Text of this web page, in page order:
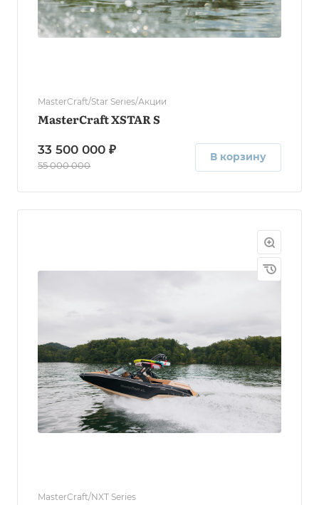
MasterCraft/Star Series/Акции
MasterCraft XSTAR S
33 500 000 ₽
55 000 000
В корзину
MasterCraft/NXT Series